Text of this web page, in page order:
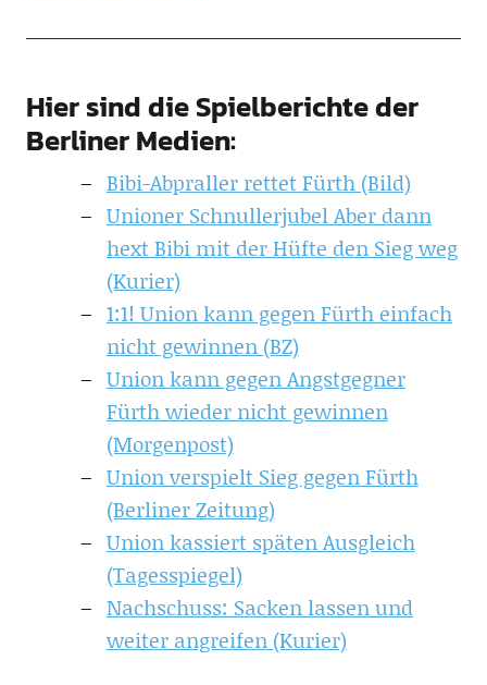
Hier sind die Spielberichte der
Berliner Medien:
Bibi-Abpraller rettet Fürth (Bild)
Unioner Schnullerjubel Aber dann
hext Bibi mit der Hüfte den Sieg weg
(Kurier)
1:1! Union kann gegen Fürth einfach
nicht gewinnen (BZ)
Union kann gegen Angstgegner
Fürth wieder nicht gewinnen
(Morgenpost)
Union verspielt Sieg gegen Fürth
(Berliner Zeitung)
Union kassiert späten Ausgleich
(Tagesspiegel)
Nachschuss: Sacken lassen und
weiter angreifen (Kurier)